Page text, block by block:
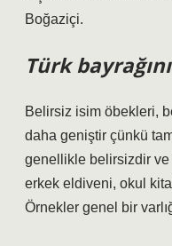
Boğaziçi.
Türk
Belirsiz isim öbekleri,
daha geniştir çünkü
genellikle belirsizdir ve
erkek eldiveni, okul
Örnekler genel bir